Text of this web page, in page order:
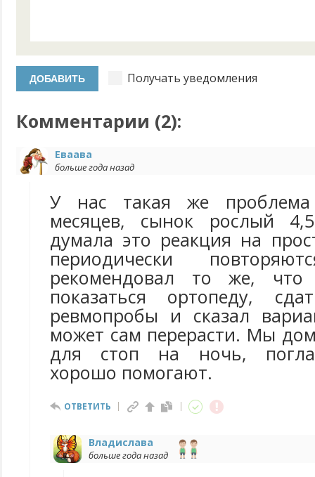
Получать уведомления
Комментарии (2):
Еваава
больше года назад
У нас такая же проблема
месяцев, сынок рослый
думала это реакция на
периодически
рекомендовал то же,
показаться ортопеду,
ревмопробы и сказал
может сам перерасти. Мы
для стоп на ночь,
хорошо помогают.
ОТВЕТИТЬ
Владислава
больше года назад